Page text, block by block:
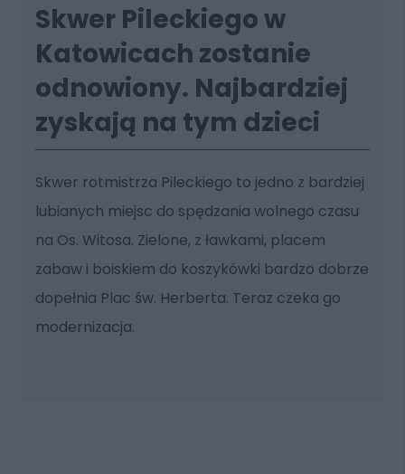
Skwer Pileckiego w
Katowicach zostanie
odnowiony. Najbardziej
zyskają na tym dzieci
Skwer rotmistrza Pileckiego to jedno z bardziej
lubianych miejsc do spędzania wolnego czasu
na Os. Witosa. Zielone, z ławkami, placem
zabaw i boiskiem do koszykówki bardzo dobrze
dopełnia Plac św. Herberta. Teraz czeka go
modernizacja.